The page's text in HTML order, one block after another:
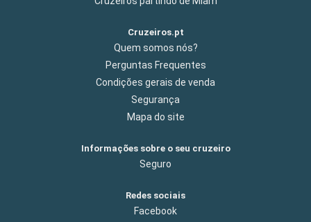
Cruzeiros.pt
Quem somos nós?
Perguntas Frequentes
Condições gerais de venda
Segurança
Mapa do site
Informações sobre o seu cruzeiro
Seguro
Redes sociais
Facebook